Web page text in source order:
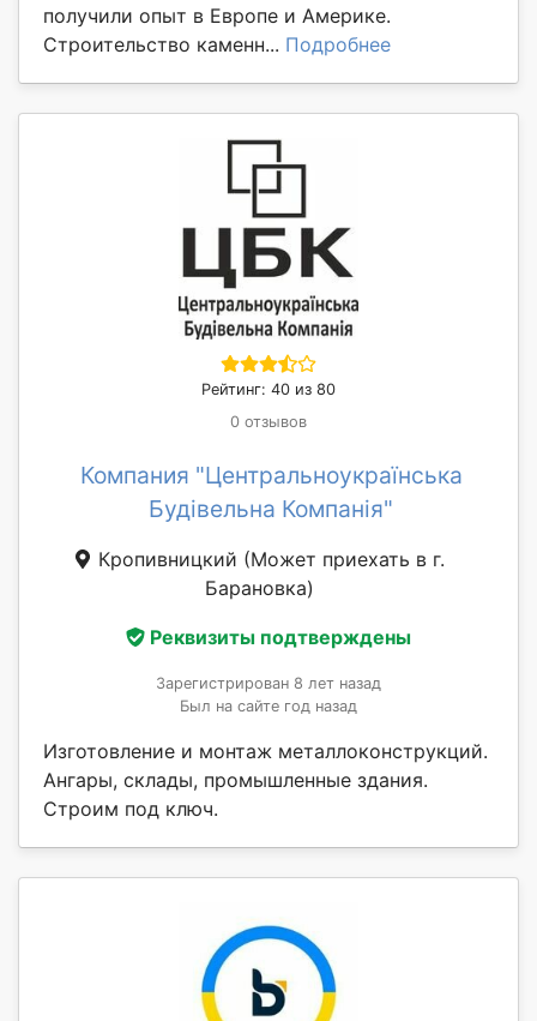
получили опыт в Европе и Америке.
Строительство каменн... Подробнее
Рейтинг: 40 из 80
0 отзывов
Компания "Центральноукраїнська
Будівельна Компанія"
Кропивницкий (Может приехать в г.
Барановка)
Реквизиты подтверждены
Зарегистрирован 8 лет назад
Был на сайте год назад
Изготовление и монтаж металлоконструкций.
Ангары, склады, промышленные здания.
Строим под ключ.